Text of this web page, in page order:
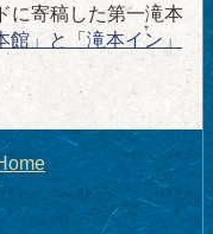
に寄稿した第一滝本
館」と「滝本イン」